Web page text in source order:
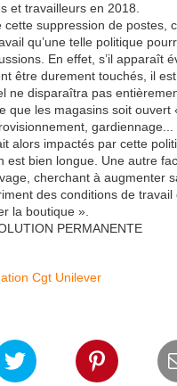
et travailleurs en 2018.
cette suppression de postes,
qu’une telle politique
En effet, s’il apparaît
être durement touchés, il
ne disparaîtra pas
que les magasins soit ouvert
gardiennage...
alors impactés par cette
est bien longue. Une autre
cherchant à augmenter
des conditions de travail
la boutique ».
PERMANENTE
Cgt Unilever